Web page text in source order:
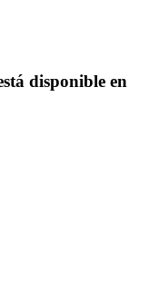
disponible en